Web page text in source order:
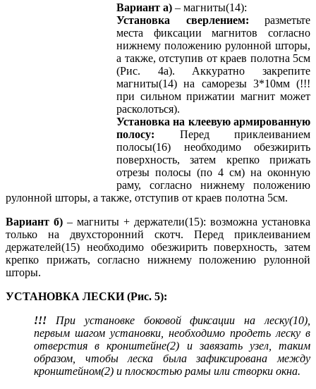
Вариант а) – магниты(14):
Установка сверлением: разметьте
места фиксации магнитов согласно
нижнему положению рулонной шторы,
а также, отступив от краев полотна 5см
(Рис. 4а). Аккуратно закрепите
магниты(14) на саморезы 3*10мм (!!!
при сильном прижатии магнит может
расколоться).
Установка на клеевую армированную
полосу: Перед приклеиванием
полосы(16) необходимо обезжирить
поверхность, затем крепко прижать
отрезы полосы (по 4 см) на оконную
раму, согласно нижнему положению
рулонной шторы, а также, отступив от краев полотна 5см.
Вариант б) – магниты + держатели(15): возможна установка
только на двухсторонний скотч. Перед приклеиванием
держателей(15) необходимо обезжирить поверхность, затем
крепко прижать, согласно нижнему положению рулонной
шторы.
УСТАНОВКА ЛЕСКИ (Рис. 5):
!!! При установке боковой фиксации на леску(10),
первым шагом установки, необходимо продеть леску в
отверстия в кронштейне(2) и завязать узел, таким
образом, чтобы леска была зафиксирована между
кронштейном(2) и плоскостью рамы или створки окна.